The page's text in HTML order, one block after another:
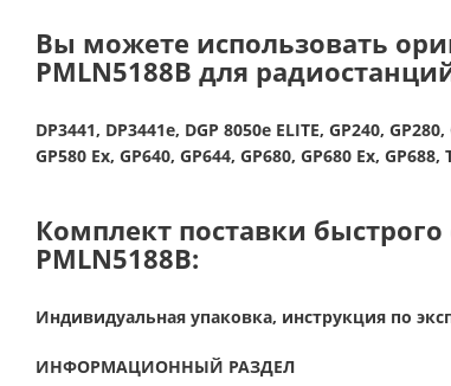
Вы можете использовать
PMLN5188B для
DP3441, DP3441e, DGP 8050e ELITE, GP240,
GP580 Ex, GP640, GP644, GP680, GP680 Ex, GP688,
Комплект поставки
PMLN5188B:
Индивидуальная упаковка, инструкция по
ИНФОРМАЦИОННЫЙ РАЗДЕЛ